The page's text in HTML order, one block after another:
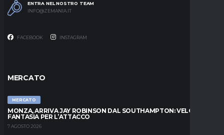
ENTRA NEL NOSTRO TEAM
INFO@ZEMANIA.IT
FACEBOOK INSTAGRAM
MERCATO
MERCATO
MONZA, ARRIVA JAY ROBINSON DAL SOUTHAMPTON: VELOCITÀ E
FANTASIA PER L’ATTACCO
7 AGOSTO 2026